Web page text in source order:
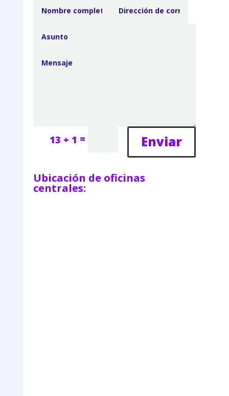
13 + 1 = Enviar
Ubicación de oficinas
centrales: